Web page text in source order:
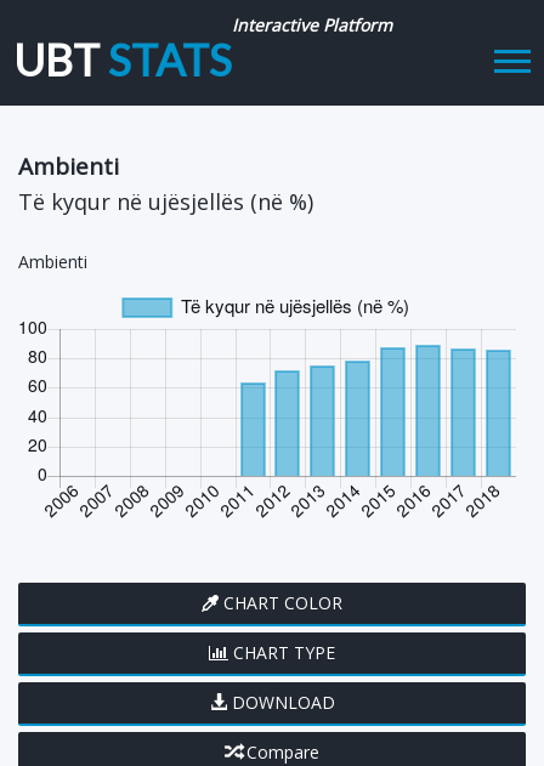
UBTSTATS
Interactive Platform
Ambienti
Të kyqur në ujësjellës (në %)
Ambienti
CHART COLOR
CHART TYPE
DOWNLOAD
Compare